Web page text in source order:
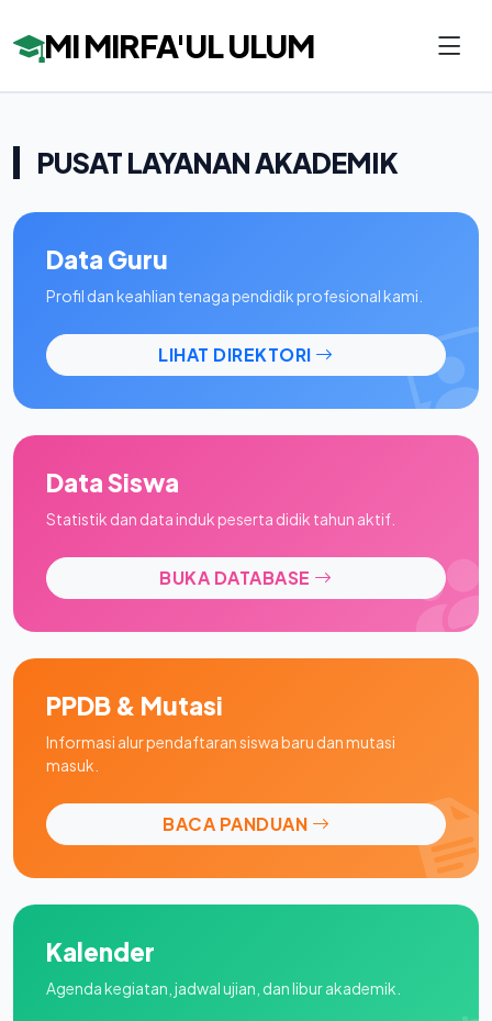
MI MIRFA'UL ULUM
PUSAT LAYANAN AKADEMIK
Data Guru
Profil dan keahlian tenaga pendidik profesional kami.
LIHAT DIREKTORI
Data Siswa
Statistik dan data induk peserta didik tahun aktif.
BUKA DATABASE
PPDB & Mutasi
Informasi alur pendaftaran siswa baru dan mutasi
masuk.
BACA PANDUAN
Kalender
Agenda kegiatan, jadwal ujian, dan libur akademik.